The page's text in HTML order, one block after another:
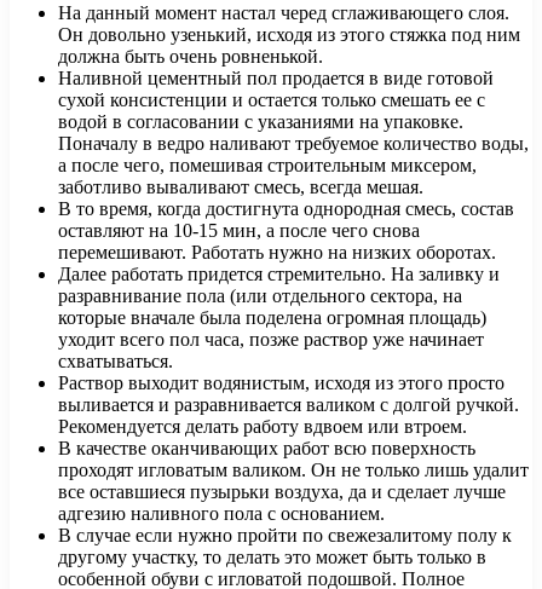
На данный момент настал черед сглаживающего слоя.
Он довольно узенький, исходя из этого стяжка под ним
должна быть очень ровненькой.
Наливной цементный пол продается в виде готовой
сухой консистенции и остается только смешать ее с
водой в согласовании с указаниями на упаковке.
Поначалу в ведро наливают требуемое количество воды,
а после чего, помешивая строительным миксером,
заботливо вываливают смесь, всегда мешая.
В то время, когда достигнута однородная смесь, состав
оставляют на 10-15 мин, а после чего снова
перемешивают. Работать нужно на низких оборотах.
Далее работать придется стремительно. На заливку и
разравнивание пола (или отдельного сектора, на
которые вначале была поделена огромная площадь)
уходит всего пол часа, позже раствор уже начинает
схватываться.
Раствор выходит водянистым, исходя из этого просто
выливается и разравнивается валиком с долгой ручкой.
Рекомендуется делать работу вдвоем или втроем.
В качестве оканчивающих работ всю поверхность
проходят игловатым валиком. Он не только лишь удалит
все оставшиеся пузырьки воздуха, да и сделает лучше
адгезию наливного пола с основанием.
В случае если нужно пройти по свежезалитому полу к
другому участку, то делать это может быть только в
особенной обуви с игловатой подошвой. Полное